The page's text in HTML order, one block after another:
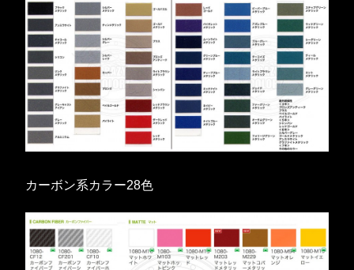
カーボン系カラー28色